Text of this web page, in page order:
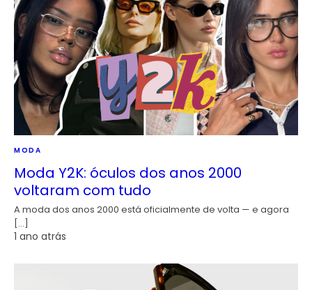
MODA
Moda Y2K: óculos dos anos 2000
voltaram com tudo
A moda dos anos 2000 está oficialmente de volta — e agora
[…]
1 ano atrás